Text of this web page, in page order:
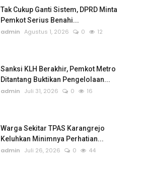
Tak Cukup Ganti Sistem, DPRD Minta
Pemkot Serius Benahi...
admin Agustus 1, 2026 0 12
Sanksi KLH Berakhir, Pemkot Metro
Ditantang Buktikan Pengelolaan...
admin
Juli 31, 2026 0 16
Warga Sekitar TPAS Karangrejo
Keluhkan Minimnya Perhatian...
admin
Juli 26, 2026 0 44